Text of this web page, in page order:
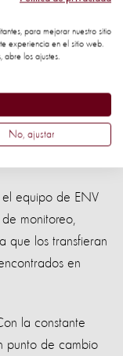
en las granjas de
queda mucho
de una vez por
agricultores de
equipo de ENV
monitoreo,
que los transfieran
en
la constante
punto de cambio
para mejorar nuestro sitio
experiencia en el sitio web.
abre los ajustes.
No, ajustar